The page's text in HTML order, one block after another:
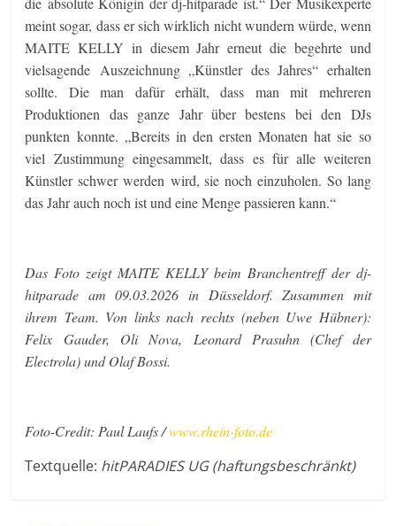
meint sogar, dass er sich wirklich nicht wundern würde, wenn
MAITE KELLY in diesem Jahr erneut die begehrte und
vielsagende Auszeichnung „Künstler des Jahres“ erhalten
sollte. Die man dafür erhält, dass man mit mehreren
Produktionen das ganze Jahr über bestens bei den DJs
punkten konnte. „Bereits in den ersten Monaten hat sie so
viel Zustimmung eingesammelt, dass es für alle weiteren
Künstler schwer werden wird, sie noch einzuholen. So lang
das Jahr auch noch ist und eine Menge passieren kann.“
Das Foto zeigt MAITE KELLY beim Branchentreff der dj-
hitparade am 09.03.2026 in Düsseldorf. Zusammen mit
ihrem Team. Von links nach rechts (neben Uwe Hübner):
Felix Gauder, Oli Nova, Leonard Prasuhn (Chef der
Electrola) und Olaf Bossi.
Foto-Credit: Paul Laufs /www.rhein-foto.de
Textquelle: hitPARADIES UG (haftungsbeschränkt)